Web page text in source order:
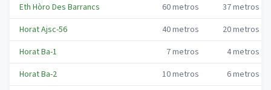
Eth Hòro Des Barrancs
60metros 37metros
Horat Ajsc-56
40metros 20metros
Horat Ba-1
7metros 4metros
Horat Ba-2
10metros 6metros